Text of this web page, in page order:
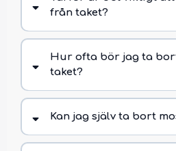
från taket?
Hur ofta bör jag ta
taket?
Kan jag själv ta bort